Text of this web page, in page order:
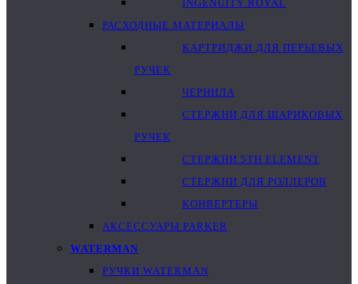
INGENUITY ROYAL
РАСХОДНЫЕ МАТЕРИАЛЫ
КАРТРИДЖИ ДЛЯ ПЕРЬЕВЫХ
РУЧЕК
ЧЕРНИЛА
СТЕРЖНИ ДЛЯ ШАРИКОВЫХ
РУЧЕК
СТЕРЖНИ 5TH ELEMENT
СТЕРЖНИ ДЛЯ РОЛЛЕРОВ
КОНВЕРТЕРЫ
АКСЕССУАРЫ PARKER
WATERMAN
РУЧКИ WATERMAN